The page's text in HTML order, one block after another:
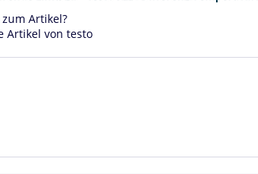
zum Artikel?
Artikel von testo